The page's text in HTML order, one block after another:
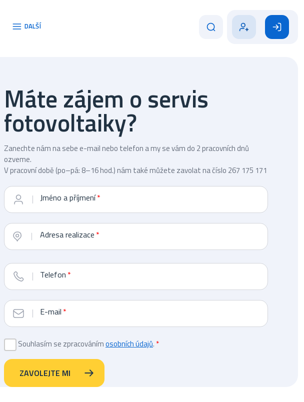
DALŠÍ
Máte zájem o servis
fotovoltaiky?
Zanechte nám na sebe e-mail nebo telefon a my se vám do 2 pracovních dnů
ozveme.
V pracovní době (po–pá: 8–16 hod.) nám také můžete zavolat na číslo 267 175 171
Jméno a příjmení
Adresa realizace
Telefon
E-mail
bottom
Souhlasím se zpracovánímosobních údajů.